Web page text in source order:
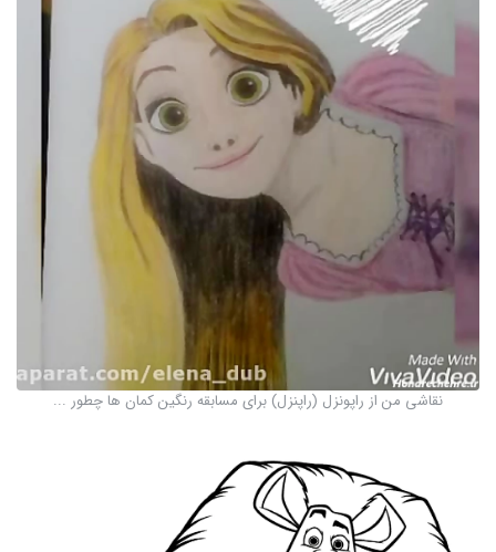
نقاشی من از راپونزل (راپنزل) برای مسابقه رنگین کمان ها چطور ...